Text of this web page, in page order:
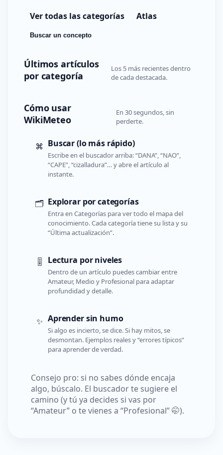
Ver todas las categorías Atlas
Buscar un concepto
Últimos artículos
por categoría
Los 5 más recientes dentro
de cada destacada.
Cómo usar
WikiMeteo
En 30 segundos, sin
perderte.
⌘ Buscar (lo más rápido)
Escribe en el buscador arriba: “DANA”, “NAO”,
“CAPE”, “cizalladura”… y abre el artículo al
instante.
🗂️ Explorar por categorías
Entra en Categorías para ver todo el mapa del
conocimiento. Cada categoría tiene su lista y su
“Última actualización”.
🎚️ Lectura por niveles
Dentro de un artículo puedes cambiar entre
Amateur, Medio y Profesional para adaptar
profundidad y detalle.
✨ Aprender sin humo
Si algo es incierto, se dice. Si hay mitos, se
desmontan. Ejemplos reales y “errores típicos”
para aprender de verdad.
Consejo pro: si no sabes dónde encaja
algo, búscalo. El buscador te sugiere el
camino (y tú ya decides si vas por
“Amateur” o te vienes a “Profesional” 🤭).